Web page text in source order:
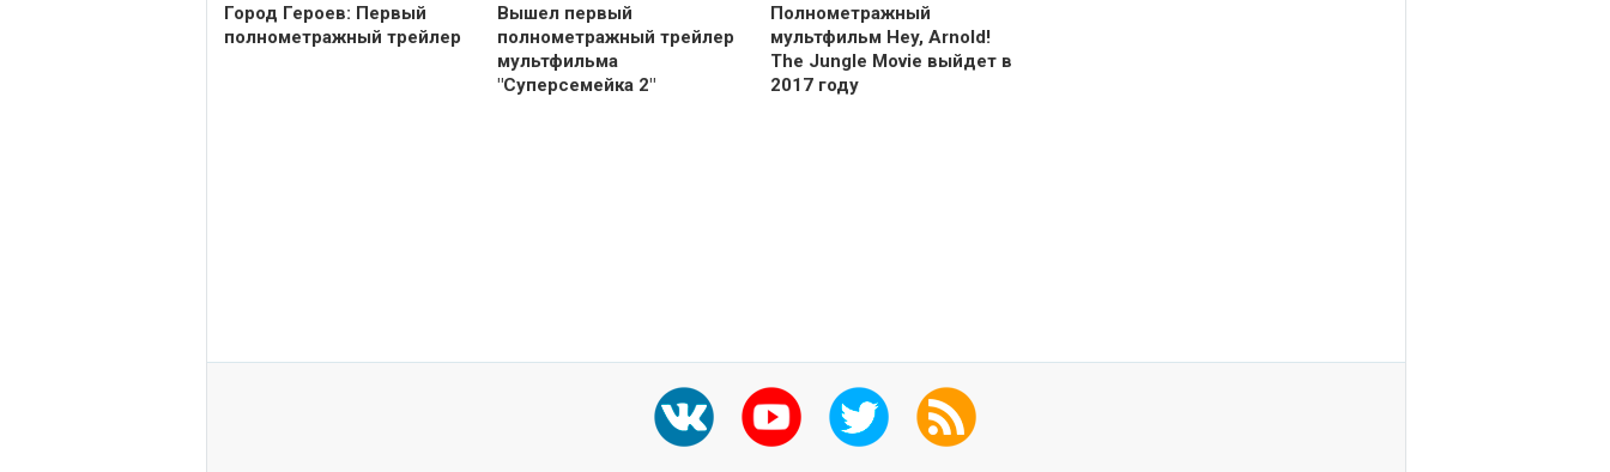
Город Героев: Первый
полнометражный трейлер
Вышел первый
полнометражный трейлер
мультфильма
"Суперсемейка 2"
Полнометражный
мультфильм Hey, Arnold!
The Jungle Movie выйдет в
2017 году